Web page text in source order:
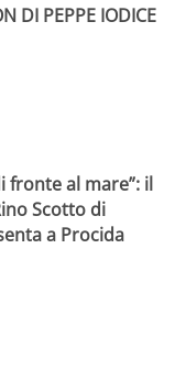
DI PEPPE IODICE
fronte al mare”: il
Scotto di
a Procida